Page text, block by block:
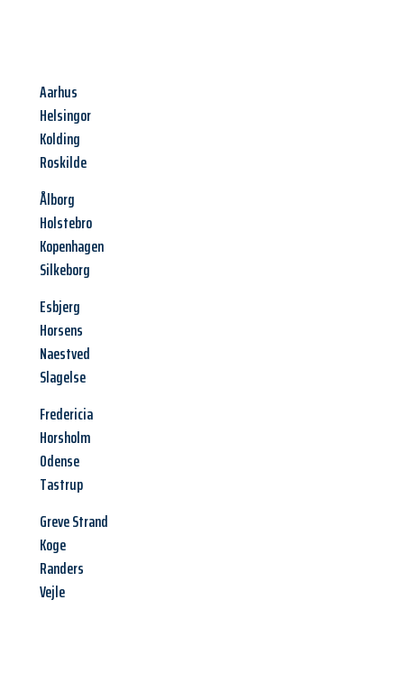
Aarhus
Helsingor
Kolding
Roskilde
Ålborg
Holstebro
Kopenhagen
Silkeborg
Esbjerg
Horsens
Naestved
Slagelse
Fredericia
Horsholm
Odense
Tastrup
Greve Strand
Koge
Randers
Vejle